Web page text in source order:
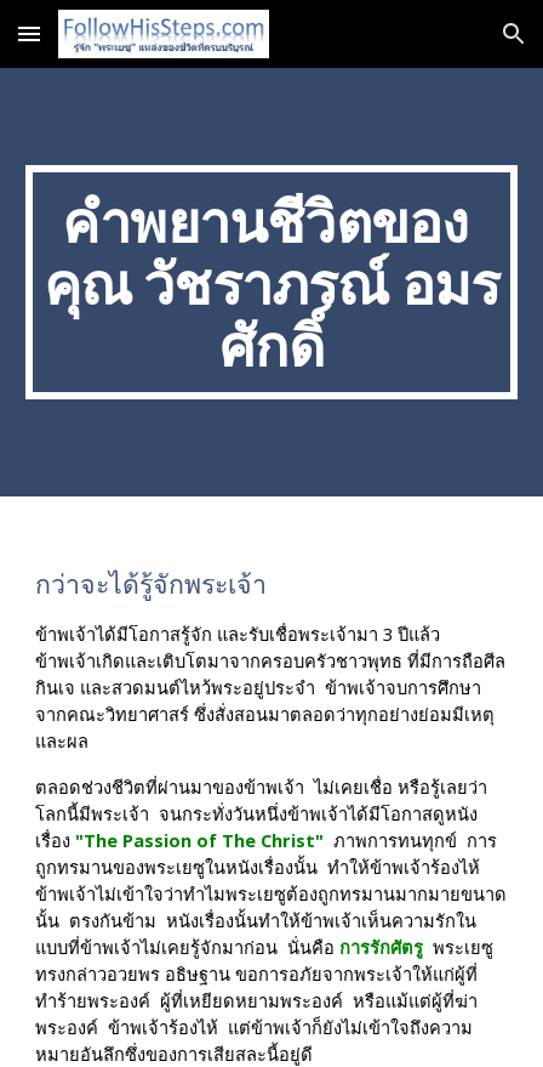
Skip to main content Skip to navigation
คำพยานชีวิตของ
คุณ วัชราภรณ์ อมร
ศักดิ์
กว่าจะได้รู้จักพระเจ้า
ข้าพเจ้าได้มีโอกาสรู้จัก และรับเชื่อพระเจ้ามา 3 ปีแล้ว
ข้าพเจ้าเกิดและเติบโตมาจากครอบครัวชาวพุทธ ที่มีการถือศีล
กินเจ และสวดมนต์ไหว้พระอยู่ประจำ  ข้าพเจ้าจบการศึกษา
จากคณะวิทยาศาสร์ ซึ่งสั่งสอนมาตลอดว่าทุกอย่างย่อมมีเหตุ
และผล
ตลอดช่วงชีวิตที่ผ่านมาของข้าพเจ้า  ไม่เคยเชื่อ หรือรู้เลยว่า
โลกนี้มีพระเจ้า  จนกระทั่งวันหนึ่งข้าพเจ้าได้มีโอกาสดูหนัง
เรื่อง "The Passion of The Christ" ภาพการทนทุกข์  การ
ถูกทรมานของพระเยซูในหนังเรื่องนั้น  ทำให้ข้าพเจ้าร้องไห้
ข้าพเจ้าไม่เข้าใจว่าทำไมพระเยซูต้องถูกทรมานมากมายขนาด
นั้น  ตรงกันข้าม  หนังเรื่องนั้นทำให้ข้าพเจ้าเห็นความรักใน
แบบที่ข้าพเจ้าไม่เคยรู้จักมาก่อน  นั่นคือ การรักศัตรู
  พระเยซู
ทรงกล่าวอวยพร อธิษฐาน ขอการอภัยจากพระเจ้าให้แก่ผู้ที่
ทำร้ายพระองค์  ผู้ที่เหยียดหยามพระองค์  หรือแม้แต่ผู้ที่ฆ่า
พระองค์  ข้าพเจ้าร้องไห้  แต่ข้าพเจ้าก็ยังไม่เข้าใจถึงความ
หมายอันลึกซึ่งของการเสียสละนี้อยู่ดี